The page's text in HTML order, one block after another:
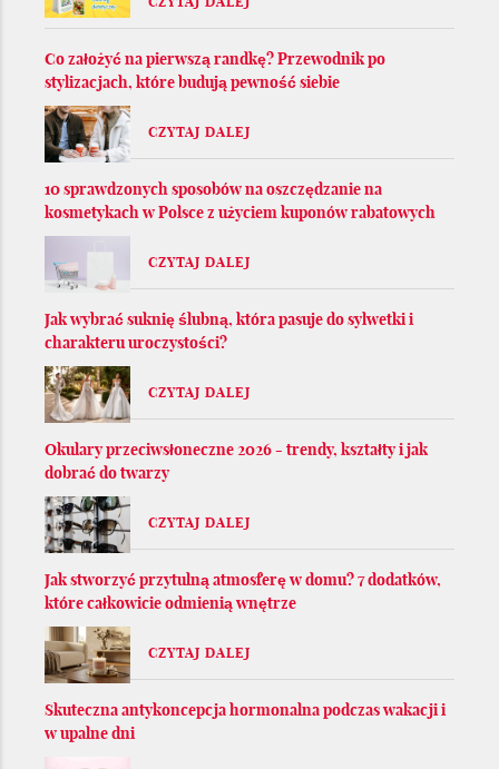
Co założyć na pierwszą randkę? Przewodnik po
stylizacjach, które budują pewność siebie
CZYTAJ DALEJ
10 sprawdzonych sposobów na oszczędzanie na
kosmetykach w Polsce z użyciem kuponów rabatowych
CZYTAJ DALEJ
Jak wybrać suknię ślubną, która pasuje do sylwetki i
charakteru uroczystości?
CZYTAJ DALEJ
Okulary przeciwsłoneczne 2026 - trendy, kształty i jak
dobrać do twarzy
CZYTAJ DALEJ
Jak stworzyć przytulną atmosferę w domu? 7 dodatków,
które całkowicie odmienią wnętrze
CZYTAJ DALEJ
Skuteczna antykoncepcja hormonalna podczas wakacji i
w upalne dni